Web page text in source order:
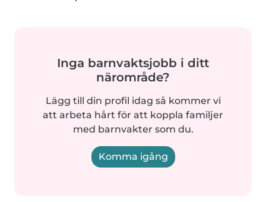
Inga barnvaktsjobb i ditt
närområde?
Lägg till din profil idag så kommer vi
att arbeta hårt för att koppla familjer
med barnvakter som du.
Komma igång